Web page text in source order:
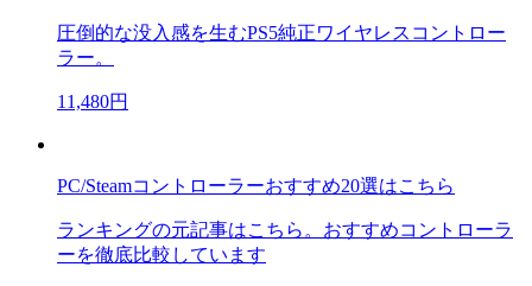
圧倒的な没入感を生むPS5純正ワイヤレスコントロー
ラー。
11,480円
PC/Steamコントローラーおすすめ20選はこちら
ランキングの元記事はこちら。おすすめコントローラ
ーを徹底比較しています